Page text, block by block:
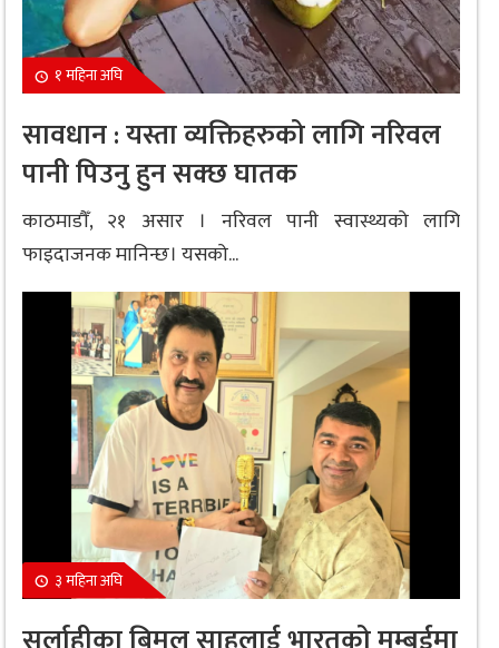
१ महिना अघि
सावधान : यस्ता व्यक्तिहरुको लागि नरिवल
पानी पिउनु हुन सक्छ घातक
काठमाडौँ, २१ असार । नरिवल पानी स्वास्थ्यको लागि
फाइदाजनक मानिन्छ। यसको...
३ महिना अघि